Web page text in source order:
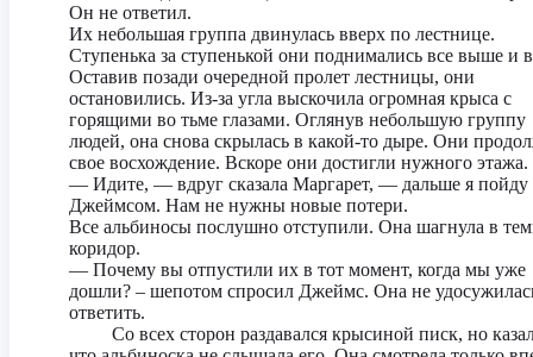
Он не ответил.
Их небольшая группа двинулась вверх по лестнице.
Ступенька за ступенькой они поднимались все выше и
Оставив позади очередной пролет лестницы, они
остановились. Из-за угла выскочила огромная крыса с
горящими во тьме глазами. Оглянув небольшую группу
людей, она снова скрылась в какой-то дыре. Они
свое восхождение. Вскоре они достигли нужного этажа.
— Идите, — вдруг сказала Маргарет, — дальше я пойду
Джеймсом. Нам не нужны новые потери.
Все альбиносы послушно отступили. Она шагнула в
коридор.
— Почему вы отпустили их в тот момент, когда мы уже
дошли? – шепотом спросил Джеймс. Она не
ответить.
Со всех сторон раздавался крысиной писк, но